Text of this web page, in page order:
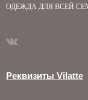
ОДЕЖДА ДЛЯ ВСЕЙ
Реквизиты Vilatte